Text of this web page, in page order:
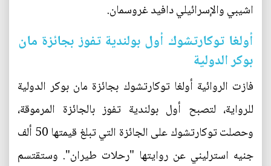
اشيبي والإسرائيلي دافيد غروسمان.
أولغا توكارتشوك أول بولندية تفوز بجائزة مان
بوكر الدولية
فازت الروائية أولغا توكارتشوك بجائزة مان بوكر الدولية
للرواية، لتصبح أول بولندية تفوز بالجائزة المرموقة،
وحصلت توكارتشوك على الجائزة التي تبلغ قيمتها 50 ألف
جنيه استرليني عن روايتها "رحلات طيران". وستقتسم